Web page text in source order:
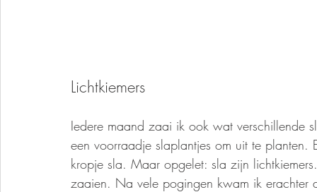
Lichtkiemers
Iedere maand zaai ik ook wat verschillende
een voorraadje slaplantjes om uit te
kropje sla. Maar opgelet: sla zijn
zaaien. Na vele pogingen kwam ik